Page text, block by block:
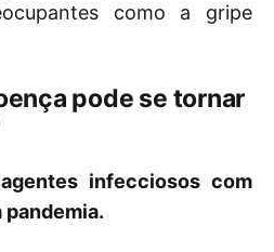
como a gripe
pode se tornar
infecciosos com